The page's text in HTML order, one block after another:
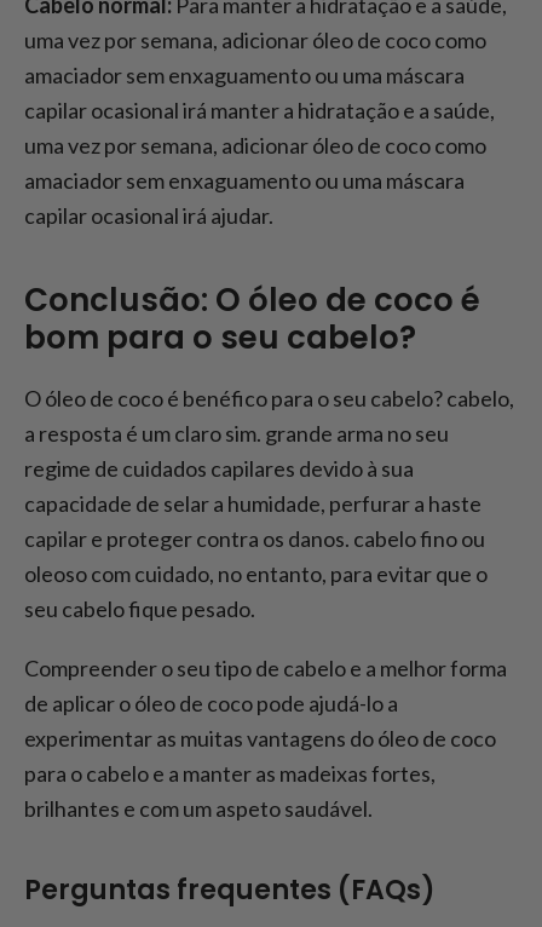
uma vez por semana, adicionar óleo de coco como
amaciador sem enxaguamento ou uma máscara
capilar ocasional irá manter a hidratação e a saúde,
uma vez por semana, adicionar óleo de coco como
amaciador sem enxaguamento ou uma máscara
capilar ocasional irá ajudar.
Conclusão: O óleo de coco é
bom para o seu cabelo?
O óleo de coco é benéfico para o seu cabelo? cabelo,
a resposta é um claro sim. grande arma no seu
regime de cuidados capilares devido à sua
capacidade de selar a humidade, perfurar a haste
capilar e proteger contra os danos. cabelo fino ou
oleoso com cuidado, no entanto, para evitar que o
seu cabelo fique pesado.
Compreender o seu tipo de cabelo e a melhor forma
de aplicar o óleo de coco pode ajudá-lo a
experimentar as muitas vantagens do óleo de coco
para o cabelo e a manter as madeixas fortes,
brilhantes e com um aspeto saudável.
Perguntas frequentes (FAQs)